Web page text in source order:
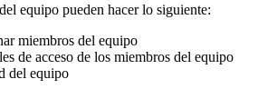
equipo pueden hacer lo siguiente:
miembros del equipo
de acceso de los miembros del equipo
del equipo